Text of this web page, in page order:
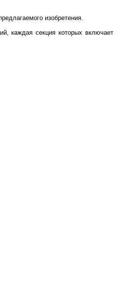
изобретения.
каждая секция которых включает